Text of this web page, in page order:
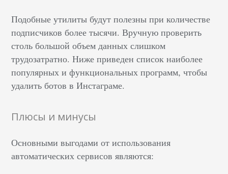
Подобные утилиты будут полезны при количестве
подписчиков более тысячи. Вручную проверить
столь большой объем данных слишком
трудозатратно. Ниже приведен список наиболее
популярных и функциональных программ, чтобы
удалить ботов в Инстаграме.
Плюсы и минусы
Основными выгодами от использования
автоматических сервисов являются: